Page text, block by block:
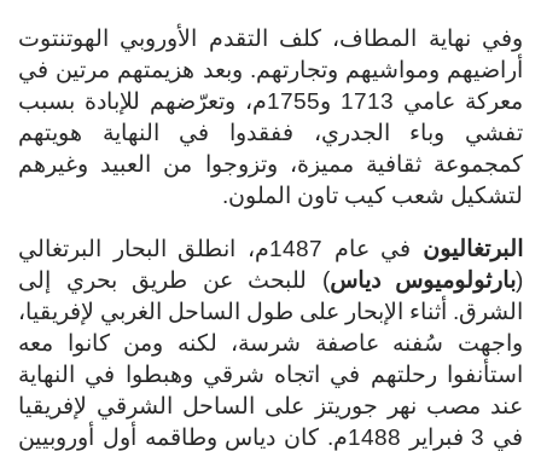
وفي نهاية المطاف، كلف التقدم الأوروبي الهوتنتوت
أراضيهم ومواشيهم وتجارتهم. وبعد هزيمتهم مرتين في
معركة عامي 1713 و1755م، وتعرّضهم للإبادة بسبب
تفشي وباء الجدري، ففقدوا في النهاية هويتهم
كمجموعة ثقافية مميزة، وتزوجوا من العبيد وغيرهم
لتشكيل شعب كيب تاون الملون.
البرتغاليون
في عام 1487م، انطلق البحار البرتغالي
(بارثولوميوس دياس) للبحث عن طريق بحري إلى
الشرق. أثناء الإبحار على طول الساحل الغربي لإفريقيا،
واجهت سُفنه عاصفة شرسة، لكنه ومن كانوا معه
استأنفوا رحلتهم في اتجاه شرقي وهبطوا في النهاية
عند مصب نهر جوريتز على الساحل الشرقي لإفريقيا
في 3 فبراير 1488م. كان دياس وطاقمه أول أوروبيين